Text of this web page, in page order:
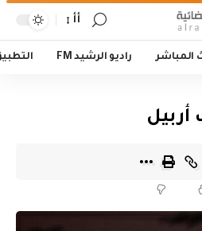
أأ
المباشر راديو الرشيد FM